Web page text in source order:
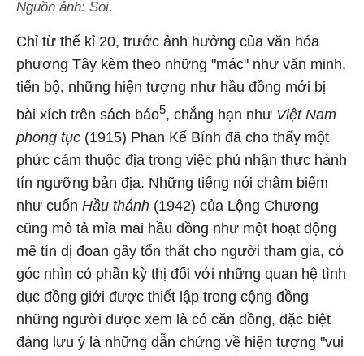
Nguồn ảnh: Soi.
Chỉ từ thế kỉ 20, trước ảnh hưởng của văn hóa
phương Tây kèm theo những "mác" như văn minh,
tiến bộ, những hiện tượng như hầu đồng mới bị
bài xích trên sách báo5, chẳng hạn như Việt Nam
phong tục (1915) Phan Kế Bính đã cho thấy một
phức cảm thuộc địa trong việc phủ nhận thực hành
tín ngưỡng bản địa. Những tiếng nói châm biếm
như cuốn Hầu thánh (1942) của Lộng Chương
cũng mô tả mỉa mai hầu đồng như một hoạt động
mê tín dị đoan gây tổn thất cho người tham gia, có
góc nhìn có phần kỳ thị đối với những quan hệ tình
dục đồng giới được thiết lập trong cộng đồng
những người được xem là có căn đồng, đặc biệt
đáng lưu ý là những dẫn chứng về hiện tượng "vui